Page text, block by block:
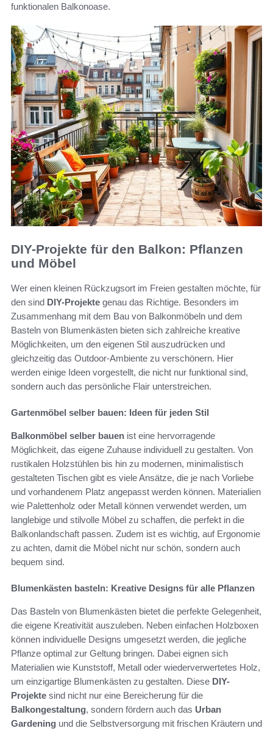
funktionalen Balkonoase.
DIY-Projekte für den Balkon: Pflanzen
und Möbel
Wer einen kleinen Rückzugsort im Freien gestalten möchte, für
den sind DIY-Projekte genau das Richtige. Besonders im
Zusammenhang mit dem Bau von Balkonmöbeln und dem
Basteln von Blumenkästen bieten sich zahlreiche kreative
Möglichkeiten, um den eigenen Stil auszudrücken und
gleichzeitig das Outdoor-Ambiente zu verschönern. Hier
werden einige Ideen vorgestellt, die nicht nur funktional sind,
sondern auch das persönliche Flair unterstreichen.
Gartenmöbel selber bauen: Ideen für jeden Stil
Balkonmöbel selber bauen ist eine hervorragende
Möglichkeit, das eigene Zuhause individuell zu gestalten. Von
rustikalen Holzstühlen bis hin zu modernen, minimalistisch
gestalteten Tischen gibt es viele Ansätze, die je nach Vorliebe
und vorhandenem Platz angepasst werden können. Materialien
wie Palettenholz oder Metall können verwendet werden, um
langlebige und stilvolle Möbel zu schaffen, die perfekt in die
Balkonlandschaft passen. Zudem ist es wichtig, auf Ergonomie
zu achten, damit die Möbel nicht nur schön, sondern auch
bequem sind.
Blumenkästen basteln: Kreative Designs für alle Pflanzen
Das Basteln von Blumenkästen bietet die perfekte Gelegenheit,
die eigene Kreativität auszuleben. Neben einfachen Holzboxen
können individuelle Designs umgesetzt werden, die jegliche
Pflanze optimal zur Geltung bringen. Dabei eignen sich
Materialien wie Kunststoff, Metall oder wiederverwertetes Holz,
um einzigartige Blumenkästen zu gestalten. Diese DIY-
Projekte sind nicht nur eine Bereicherung für die
Balkongestaltung, sondern fördern auch das Urban
Gardening und die Selbstversorgung mit frischen Kräutern und